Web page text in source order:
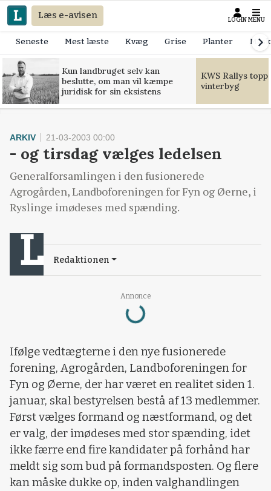
Læs e-avisen LOGIN MENU
Seneste Mest læste Kvæg Grise Planter
Kun landbruget selv kan
beslutte, om man vil kæmpe
juridisk for sin eksistens
KWS Rallys
vinterbyg
Annonce
Loading...
ARKIV 21-03-2003 00:00
- og tirsdag vælges ledelsen
Generalforsamlingen i den fusionerede
Agrogården, Landboforeningen for Fyn og Øerne, i
Ryslinge imødeses med spænding.
Redaktionen
Ifølge vedtægterne i den nye fusionerede
forening, Agrogården, Landboforeningen for
Fyn og Øerne, der har været en realitet siden 1.
januar, skal bestyrelsen bestå af 13 medlemmer.
Først vælges formand og næstformand, og det
er valg, der imødeses med stor spænding, idet
ikke færre end fire kandidater på forhånd har
meldt sig som bud på formandsposten. Og flere
kan måske dukke op, inden valghandlingen